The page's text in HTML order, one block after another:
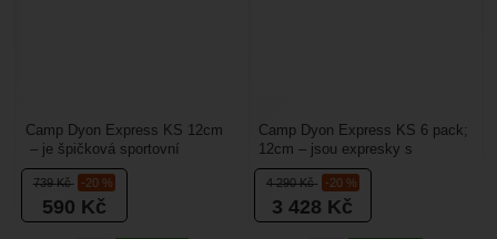
739Kč -20 %
590 Kč
Camp Dyon Express KS 12cm
– je špičková sportovní
expreska s keylockem a
drátěným zámkem, která mají...
4 290Kč -20 %
3 428 Kč
Camp Dyon Express KS 6 pack;
12cm – jsou expresky s
keylockem a drátěným zámkem,
která mají výhodu v...